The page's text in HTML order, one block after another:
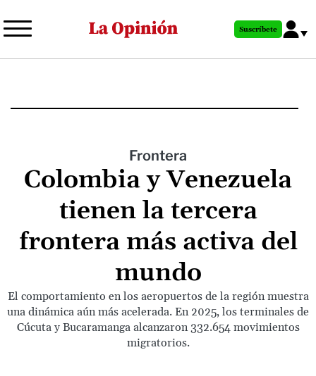
al
principal
Suscríbete
Frontera
Colombia y Venezuela
tienen la tercera
frontera más activa del
mundo
El comportamiento en los aeropuertos de la región muestra
una dinámica aún más acelerada. En 2025, los terminales de
Cúcuta y Bucaramanga alcanzaron 332.654 movimientos
migratorios.